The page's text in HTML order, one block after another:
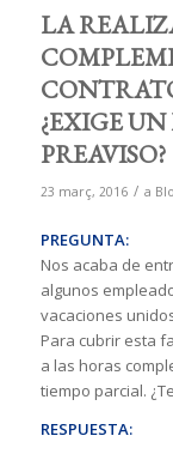
LA
¿EXIGE
PREAVISO?
23 març, 2016 / a
PREGUNTA:
Nos acaba de
algunos
vacaciones
Para cubrir esta
a las horas
tiempo parcial.
RESPUESTA: